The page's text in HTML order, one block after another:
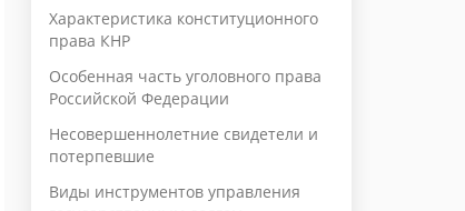
Характеристика конституционного
права КНР
Особенная часть уголовного права
Российской Федерации
Несовершеннолетние свидетели и
потерпевшие
Виды инструментов управления